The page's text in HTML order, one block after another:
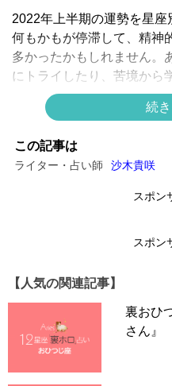
2022年上半期の運勢を星
何もかもが停滞して、精神
多かったかもしれません。
にトライしたり、苦境から
スばかりではなかった可能
いずれにしても、2022年は
て新しい風が吹き始めます
な半年になるのかじっくり
続
この記事は
ライター・占い師 沙木貴咲
スポン
スポン
【人気の関連記事】
裏おひ
さん』